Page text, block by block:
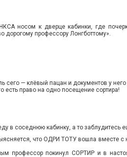
носом к дверце кабинки, где
профессору Лонгботтому».
— клёвый пацан и документов у
есть право на одно посещение сортира!
в соседнюю кабинку, а то заблудитесь
что ОДРИ ТОТУ вошла вместе с
профессор покинул СОРТИР и в